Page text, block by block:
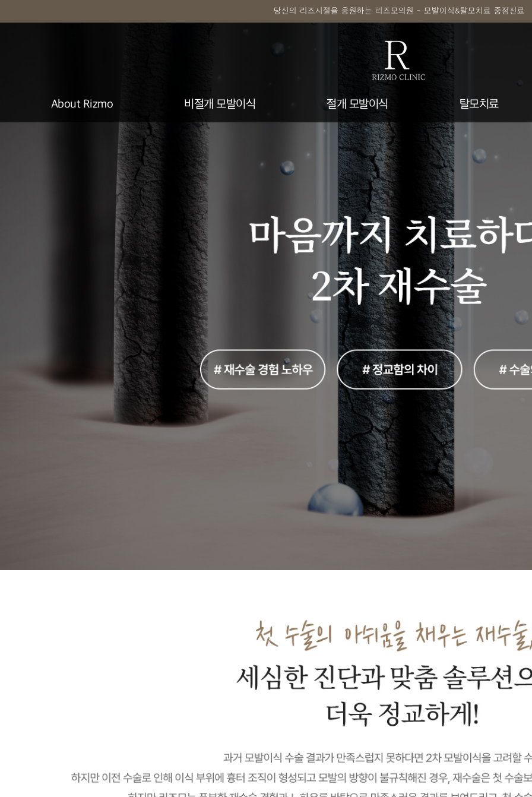
당신의 리즈시절을 응원하는 리즈모의원 - 모발이식&탈모치료 중점진료
About Rizmo 비절개 모발이식 절개 모발이식 탈모치료